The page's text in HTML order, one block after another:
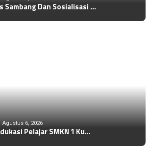
Sambang Dan Sosialisasi …
Agustus 6, 2026
Pelajar SMKN 1 Ku…